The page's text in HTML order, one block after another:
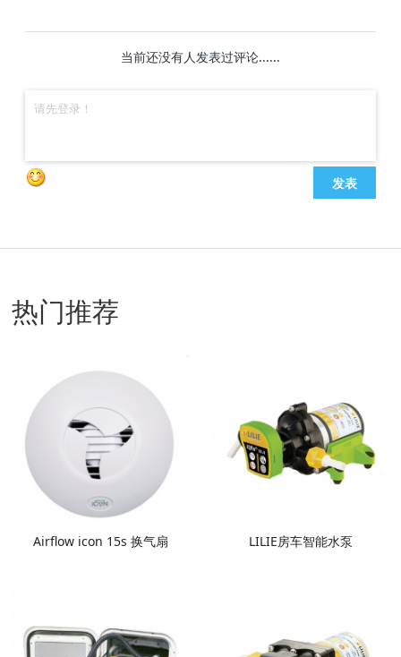
当前还没有人发表过评论......
发表
热门推荐
Airflow icon 15s 换气扇 LILIE房车智能水泵